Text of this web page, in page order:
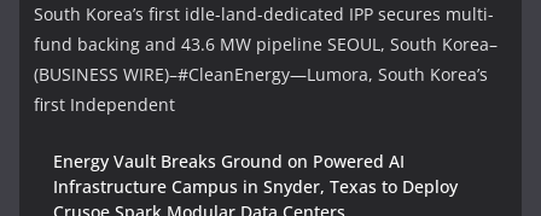
South Korea’s first idle-land-dedicated IPP secures multi-
fund backing and 43.6 MW pipeline SEOUL, South Korea–
(BUSINESS WIRE)–#CleanEnergy—Lumora, South Korea’s
first Independent
Energy Vault Breaks Ground on Powered AI
Infrastructure Campus in Snyder, Texas to Deploy